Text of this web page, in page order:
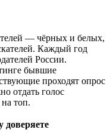
— чёрных и белых,
Каждый год
России.
бывшие
проходят опрос
отдать голос
топ.
доверяете